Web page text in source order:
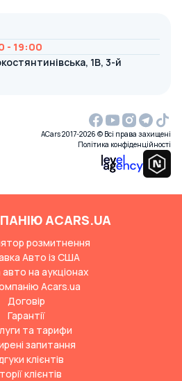
- 19:00
1В, 3-й
ACars 2017-2026 © Всі права захищені
Політика конфіденційності
ACARS.UA
розмитнення
Авто із США
на аукціонах
Acars.ua
Договір
Гарантії
та тарифи
запитання
клієнтів
клієнтів